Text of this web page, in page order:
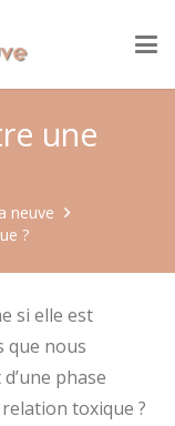
une
neuve
?
si elle est
que nous
phase
toxique ?